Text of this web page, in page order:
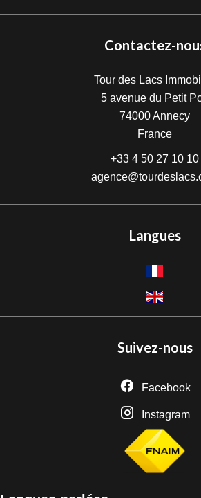
Contactez-
Tour des Lacs
5 avenue du Petit
74000Annecy
France
+33 4 50 27 10 10
Langues
Suivez-nous
Facebook
Instagram